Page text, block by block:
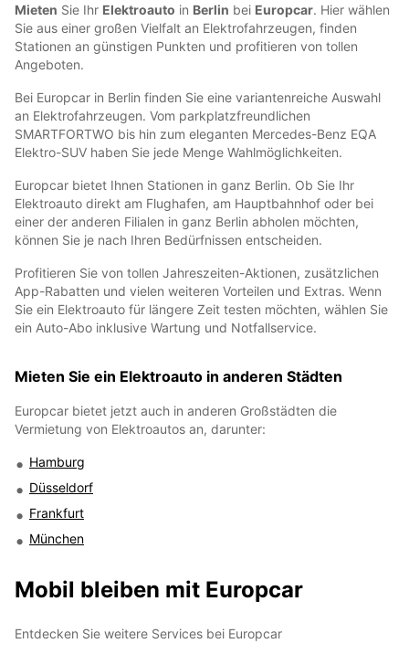
Mieten Sie Ihr Elektroauto in Berlin bei Europcar. Hier wählen
Sie aus einer großen Vielfalt an Elektrofahrzeugen, finden
Stationen an günstigen Punkten und profitieren von tollen
Angeboten.
Bei Europcar in Berlin finden Sie eine variantenreiche Auswahl
an Elektrofahrzeugen. Vom parkplatzfreundlichen
SMARTFORTWO bis hin zum eleganten Mercedes-Benz EQA
Elektro-SUV haben Sie jede Menge Wahlmöglichkeiten.
Europcar bietet Ihnen Stationen in ganz Berlin. Ob Sie Ihr
Elektroauto direkt am Flughafen, am Hauptbahnhof oder bei
einer der anderen Filialen in ganz Berlin abholen möchten,
können Sie je nach Ihren Bedürfnissen entscheiden.
Profitieren Sie von tollen Jahreszeiten-Aktionen, zusätzlichen
App-Rabatten und vielen weiteren Vorteilen und Extras. Wenn
Sie ein Elektroauto für längere Zeit testen möchten, wählen Sie
ein Auto-Abo inklusive Wartung und Notfallservice.
Mieten Sie ein Elektroauto in anderen Städten
Europcar bietet jetzt auch in anderen Großstädten die
Vermietung von Elektroautos an, darunter:
Hamburg
Düsseldorf
Frankfurt
München
Mobil bleiben mit Europcar
Entdecken Sie weitere Services bei Europcar